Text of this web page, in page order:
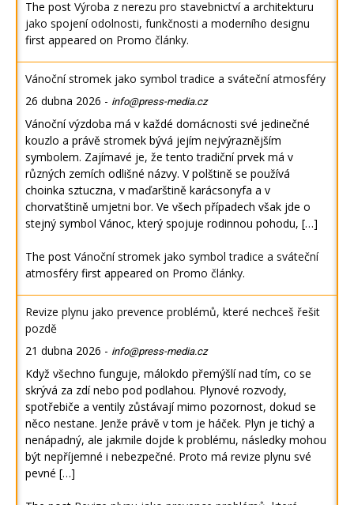
The post Výroba z nerezu pro stavebnictví a architekturu
jako spojení odolnosti, funkčnosti a moderního designu
first appeared on Promo články.
Vánoční stromek jako symbol tradice a sváteční atmosféry
26 dubna 2026 - info@press-media.cz
Vánoční výzdoba má v každé domácnosti své jedinečné
kouzlo a právě stromek bývá jejím nejvýraznějším
symbolem. Zajímavé je, že tento tradiční prvek má v
různých zemích odlišné názvy. V polštině se používá
choinka sztuczna, v maďarštině karácsonyfa a v
chorvatštině umjetni bor. Ve všech případech však jde o
stejný symbol Vánoc, který spojuje rodinnou pohodu, […]
The post Vánoční stromek jako symbol tradice a sváteční
atmosféry first appeared on Promo články.
Revize plynu jako prevence problémů, které nechceš řešit
pozdě
21 dubna 2026 - info@press-media.cz
Když všechno funguje, málokdo přemýšlí nad tím, co se
skrývá za zdí nebo pod podlahou. Plynové rozvody,
spotřebiče a ventily zůstávají mimo pozornost, dokud se
něco nestane. Jenže právě v tom je háček. Plyn je tichý a
nenápadný, ale jakmile dojde k problému, následky mohou
být nepříjemné i nebezpečné. Proto má revize plynu své
pevné […]